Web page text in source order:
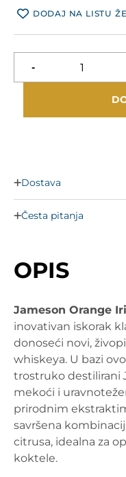
DODAJ NA LISTU
-
Dostava
Česta pitanja
OPIS
Jameson Orange
inovativan iskorak
donoseći novi,
whiskeya. U bazi
trostruko destilirani
mekoći i
prirodnim
savršena
citrusa, idealna za
koktele.